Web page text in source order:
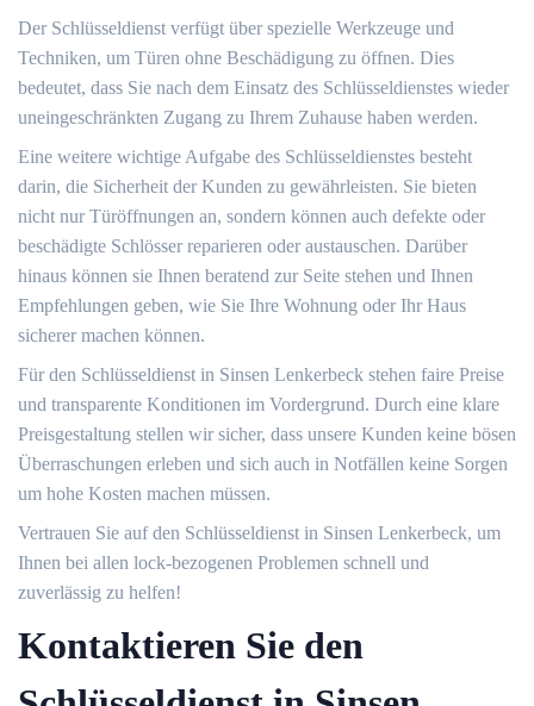
Der Schlüsseldienst verfügt über spezielle Werkzeuge und
Techniken, um Türen ohne Beschädigung zu öffnen.​ Dies
bedeutet, dass Sie nach dem Einsatz des Schlüsseldienstes wieder
uneingeschränkten Zugang zu Ihrem Zuhause haben werden.​
Eine weitere wichtige Aufgabe des Schlüsseldienstes besteht
darin, die Sicherheit der Kunden zu gewährleisten.​ Sie bieten
nicht nur Türöffnungen an, sondern können auch defekte oder
beschädigte Schlösser reparieren oder austauschen.​ Darüber
hinaus können sie Ihnen beratend zur Seite stehen und Ihnen
Empfehlungen geben, wie Sie Ihre Wohnung oder Ihr Haus
sicherer machen können.​
Für den Schlüsseldienst in Sinsen Lenkerbeck stehen faire Preise
und transparente Konditionen im Vordergrund.​ Durch eine klare
Preisgestaltung stellen wir sicher, dass unsere Kunden keine bösen
Überraschungen erleben und sich auch in Notfällen keine Sorgen
um hohe Kosten machen müssen.​
Vertrauen Sie auf den Schlüsseldienst in Sinsen Lenkerbeck, um
Ihnen bei allen lock-bezogenen Problemen schnell und
zuverlässig zu helfen!​
Kontaktieren Sie den